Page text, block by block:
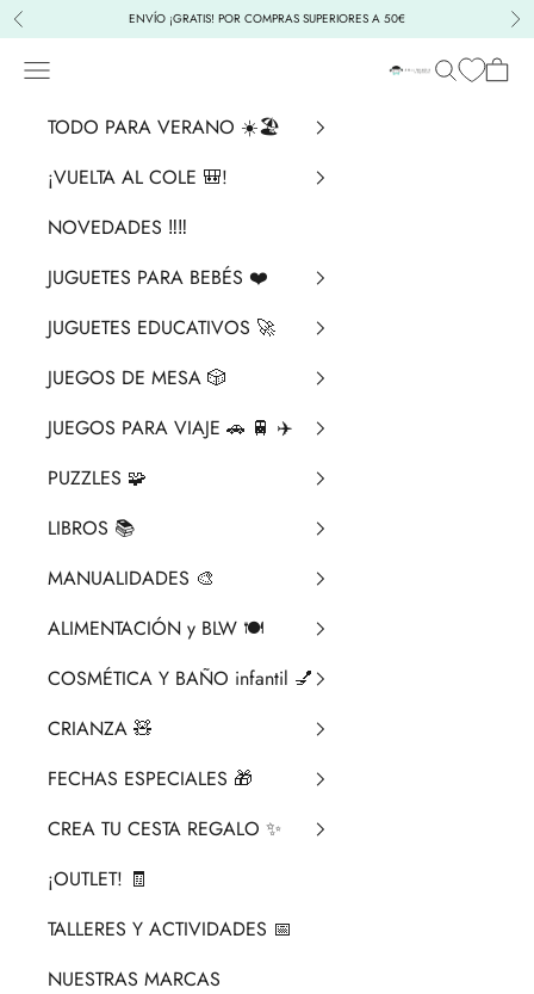
Ir al contenido
Anterior ENVÍO ¡GRATIS! POR COMPRAS SUPERIORES A 50€
La Chata
Menú BuscarCesta
TODO PARA VERANO ☀️🏖️
¡VUELTA AL COLE 🎒!
NOVEDADES ‼️​‼️​
JUGUETES PARA BEBÉS ❤️​
JUGUETES EDUCATIVOS 🚀
JUEGOS DE MESA 🎲
JUEGOS PARA VIAJE 🚗 🚆 ✈️
PUZZLES 🧩
LIBROS 📚​
MANUALIDADES 🎨​
ALIMENTACIÓN y BLW 🍽️
COSMÉTICA Y BAÑO infantil 💅
CRIANZA ​🧸​
FECHAS ESPECIALES 🎁
CREA TU CESTA REGALO ✨
¡OUTLET! 🧾
TALLERES Y ACTIVIDADES 📅
NUESTRAS MARCAS